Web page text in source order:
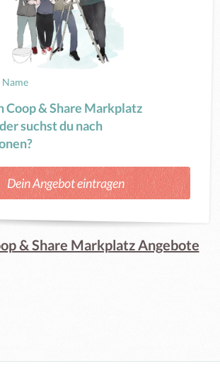
Coop & Share Markplatz
suchst du nach
Dein Angebot eintragen
& Share Markplatz Angebote